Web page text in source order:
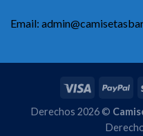
Email:
Derechos 2026 ©